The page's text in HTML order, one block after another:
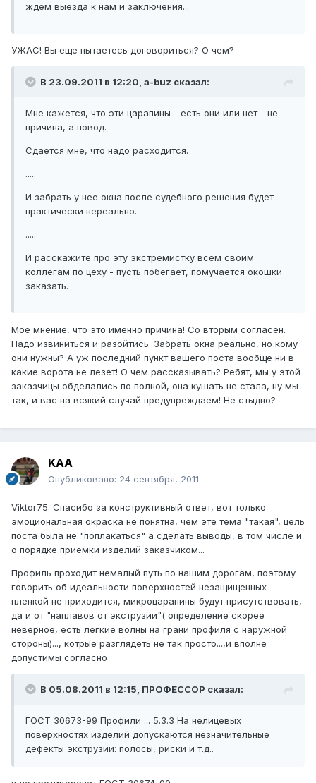
ждем выезда к нам и заключения...
УЖАС! Вы еще пытаетесь договориться? О чем?
В 23.09.2011 в 12:20, a-buz сказал:
Мне кажется, что эти царапины - есть они или нет - не
причина, а повод.
Сдается мне, что надо расходится.
.....
И забрать у нее окна после судебного решения будет
практически нереально.
.....
И расскажите про эту экстремистку всем своим
коллегам по цеху - пусть побегает, помучается окошки
заказать.
Мое мнение, что это именно причина! Со вторым согласен.
Надо извиниться и разойтись. Забрать окна реально, но кому
они нужны? А уж последний пункт вашего поста вообще ни в
какие ворота не лезет! О чем рассказывать? Ребят, мы у этой
заказчицы обделались по полной, она кушать не стала, ну мы
так, и вас на всякий случай предупреждаем! Не стыдно?
KAA
Опубликовано: 24 сентября, 2011
Viktor75: Спасибо за конструктивный ответ, вот только
эмоциональная окраска не понятна, чем эте тема "такая", цель
поста была не "поплакаться" а сделать выводы, в том числе и
о порядке приемки изделий заказчиком...
Профиль проходит немалый путь по нашим дорогам, поэтому
говорить об идеальности поверхностей незащищенных
пленкой не приходится, микроцарапины будут присутствовать,
да и от "наплавов от экструзии"( определение скорее
неверное, есть легкие волны на грани профиля с наружной
стороны)..., котрые разглядеть не так просто...,и вполне
допустимы согласно
В 05.08.2011 в 12:15, ПРОФЕССОР сказал:
ГОСТ 30673-99 Профили ... 5.3.3 На нелицевых
поверхностях изделий допускаются незначительные
дефекты экструзии: полосы, риски и т.д..